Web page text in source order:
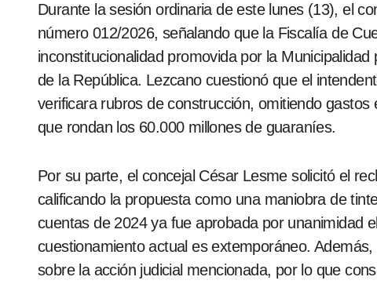
Durante la sesión ordinaria de este lunes (13), el
número 012/2026, señalando que la Fiscalía de
inconstitucionalidad promovida por la
de la República. Lezcano cuestionó que el
verificara rubros de construcción, omitiendo
que rondan los 60.000 millones de guaraníes.
Por su parte, el concejal César Lesme solicitó el
calificando la propuesta como una maniobra de
cuentas de 2024 ya fue aprobada por unanimidad
cuestionamiento actual es extemporáneo.
sobre la acción judicial mencionada, por lo que